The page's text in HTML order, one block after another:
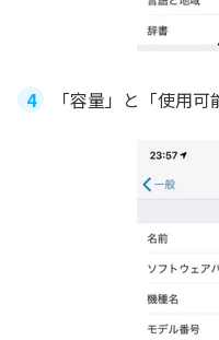
「容量」と「使用